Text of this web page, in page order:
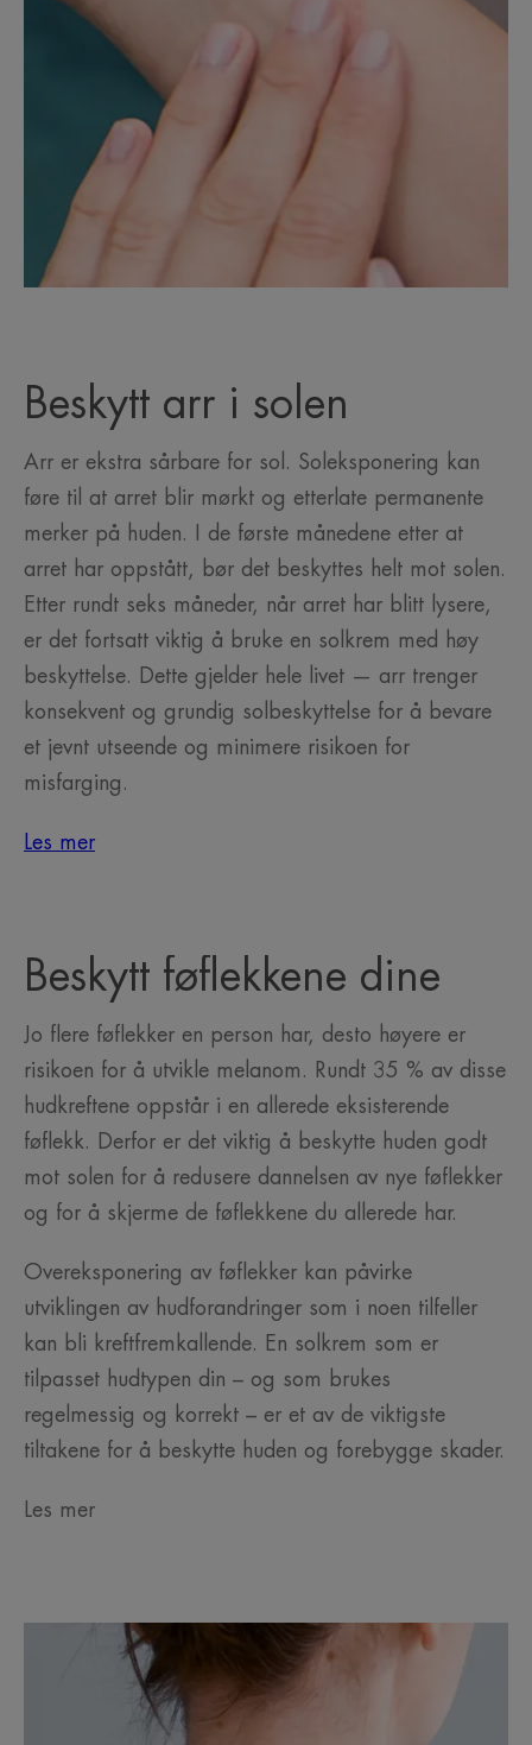
Beskytt arr i solen
Arr er ekstra sårbare for sol. Soleksponering kan
føre til at arret blir mørkt og etterlate permanente
merker på huden. I de første månedene etter at
arret har oppstått, bør det beskyttes helt mot solen.
Etter rundt seks måneder, når arret har blitt lysere,
er det fortsatt viktig å bruke en solkrem med høy
beskyttelse. Dette gjelder hele livet — arr trenger
konsekvent og grundig solbeskyttelse for å bevare
et jevnt utseende og minimere risikoen for
misfarging.
Les mer
Beskytt føflekkene dine
Jo flere føflekker en person har, desto høyere er
risikoen for å utvikle melanom. Rundt 35 % av disse
hudkreftene oppstår i en allerede eksisterende
føflekk. Derfor er det viktig å beskytte huden godt
mot solen for å redusere dannelsen av nye føflekker
og for å skjerme de føflekkene du allerede har.
Overeksponering av føflekker kan påvirke
utviklingen av hudforandringer som i noen tilfeller
kan bli kreftfremkallende. En solkrem som er
tilpasset hudtypen din – og som brukes
regelmessig og korrekt – er et av de viktigste
tiltakene for å beskytte huden og forebygge skader.
Les mer